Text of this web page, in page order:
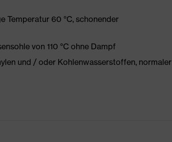
Temperatur 60 °C, schonender
von 110 °C ohne Dampf
und / oder Kohlenwasserstoffen, normaler